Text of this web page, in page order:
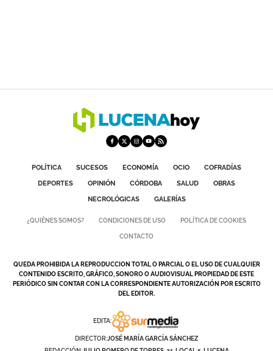
POLÍTICA SUCESOS ECONOMÍA OCIO
COFRADÍAS
DEPORTES
OPINIÓN CÓRDOBA SALUD
OBRAS
NECROLÓGICAS
GALERÍAS
¿QUIÉNES SOMOS? CONDICIONES DE USO POLÍTICA DE COOKIES
CONTACTO
QUEDA PROHIBIDA LA REPRODUCCION TOTAL O PARCIAL O EL USO DE CUALQUIER
CONTENIDO ESCRITO, GRÁFICO, SONORO O AUDIOVISUAL PROPIEDAD DE ESTE
PERIÓDICO SIN CONTAR CON LA CORRESPONDIENTE AUTORIZACIÓN POR ESCRITO
DEL EDITOR.
EDITA:
DIRECTOR:JOSÉ MARÍA GARCÍA SÁNCHEZ